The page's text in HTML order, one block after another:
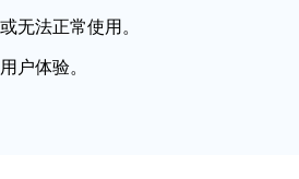
无法正常使用。
户体验。